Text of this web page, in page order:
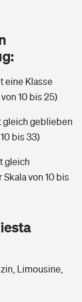
Alter?
eine Klasse
10 bis 25)
gleich geblieben
bis 33)
gleich
von 10 bis
Limousine,